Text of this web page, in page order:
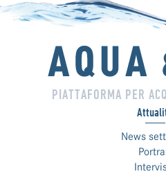
PIATTAFORMA PER
News